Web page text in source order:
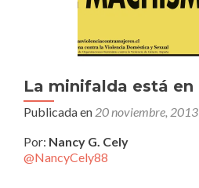
La minifalda está en
Publicada en 20 noviembre, 2013
Por: Nancy G. Cely
@NancyCely88